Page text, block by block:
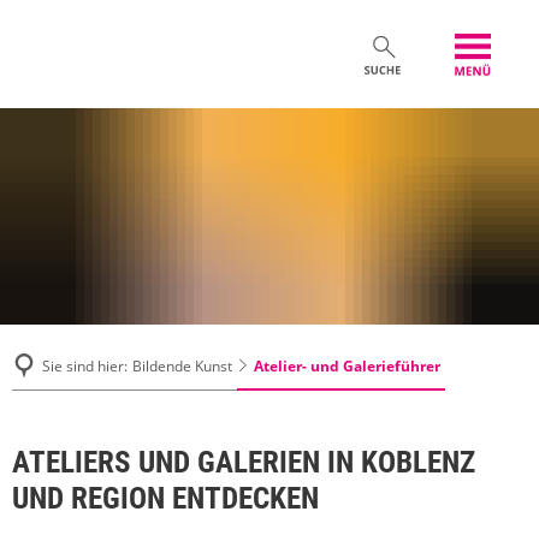
Sie sind hier: Bildende Kunst Atelier- und Galerieführer
ATELIERS UND GALERIEN IN KOBLENZ
UND REGION ENTDECKEN